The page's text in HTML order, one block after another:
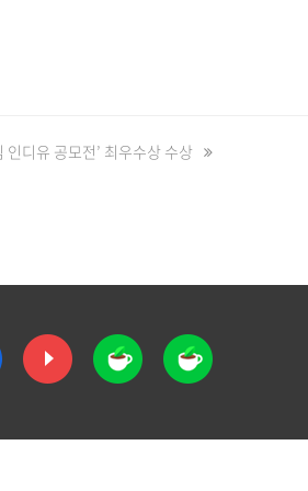
디유 공모전’ 최우수상 수상